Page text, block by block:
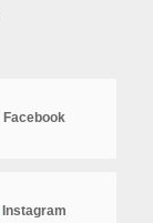
Facebook
Instagram